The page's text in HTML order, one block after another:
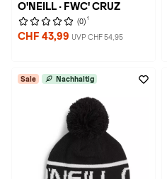
O'NEILL · FWC' CRUZ
(0) 1
CHF 43,99 UVP CHF 54,95
Sale Nachhaltig